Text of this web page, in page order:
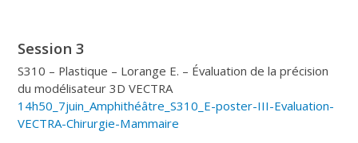
Session 3
S310 – Plastique – Lorange E. – Évaluation de la précision
du modélisateur 3D VECTRA
14h50_7juin_Amphithéâtre_S310_E-poster-III-Evaluation-
VECTRA-Chirurgie-Mammaire